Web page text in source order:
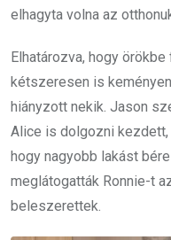
elhagyta volna az
Elhatározva, hogy
kétszeresen is
hiányzott nekik. Jason
Alice is dolgozni kezdett,
hogy nagyobb lakást
meglátogatták Ronnie-t
beleszerettek.